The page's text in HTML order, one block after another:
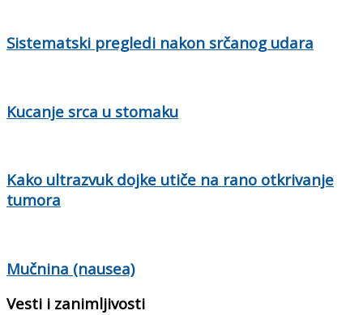
Sistematski pregledi nakon srčanog udara
Kucanje srca u stomaku
Kako ultrazvuk dojke utiče na rano otkrivanje
tumora
Mučnina (nausea)
Vesti i zanimljivosti